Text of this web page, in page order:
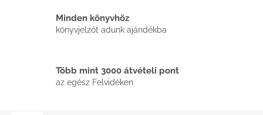
Minden könyvhöz
könyvjelzőt adunk ajándékba
Több mint 3000 átvételi pont
az egész Felvidéken